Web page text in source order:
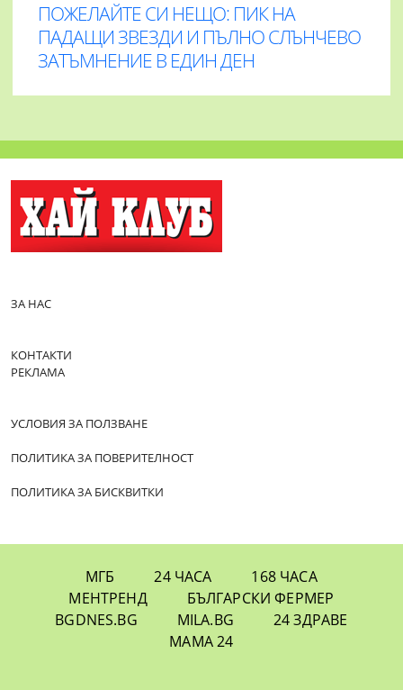
ПОЖЕЛАЙТЕ СИ НЕЩО: ПИК НА
ПАДАЩИ ЗВЕЗДИ И ПЪЛНО СЛЪНЧЕВО
ЗАТЪМНЕНИЕ В ЕДИН ДЕН
ЗА НАС
КОНТАКТИ
РЕКЛАМА
УСЛОВИЯ ЗА ПОЛЗВАНЕ
ПОЛИТИКА ЗА ПОВЕРИТЕЛНОСТ
ПОЛИТИКА ЗА БИСКВИТКИ
МГБ 24 ЧАСА
168 ЧАСА
МЕНТРЕНД
БЪЛГАРСКИ ФЕРМЕР
BGDNES.BG
MILA.BG
24 ЗДРАВЕ
МАМА 24